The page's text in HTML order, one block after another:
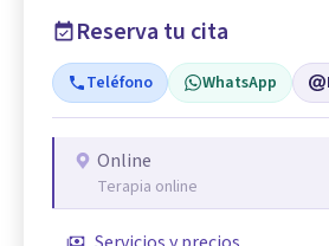
Reserva tu cita
Teléfono WhatsApp
Online
Terapia online